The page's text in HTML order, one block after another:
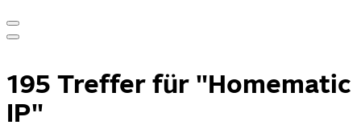
195 Treffer für "Homematic
IP"